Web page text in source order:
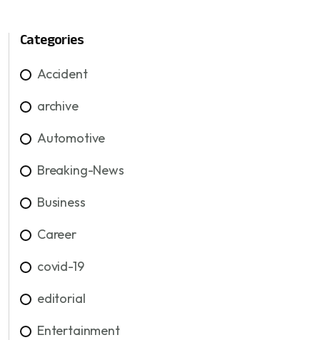
Categories
Accident
archive
Automotive
Breaking-News
Business
Career
covid-19
editorial
Entertainment